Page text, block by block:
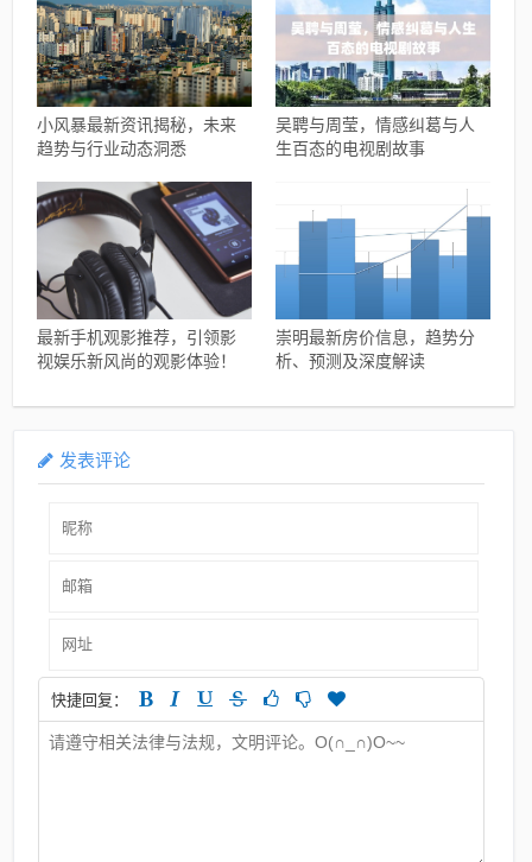
小风暴最新资讯揭秘，未来
趋势与行业动态洞悉
吴聘与周莹，情感纠葛与人
生百态的电视剧故事
最新手机观影推荐，引领影
视娱乐新风尚的观影体验！
崇明最新房价信息，趋势分
析、预测及深度解读
发表评论
快捷回复：